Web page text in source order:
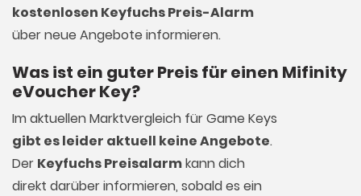
kostenlosen Keyfuchs Preis-Alarm
über neue Angebote informieren.
Was ist ein guter Preis für einen Mifinity
eVoucher Key?
Im aktuellen Marktvergleich fürGame Keys
gibt es leider aktuell keine Angebote.
Der Keyfuchs Preisalarmkann dich
direkt darüber informieren, sobald es ein